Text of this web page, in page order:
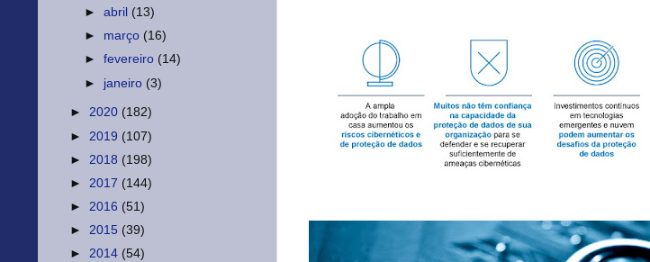
►abril (13)
► março (16)
►fevereiro (14)
► janeiro (3)
► 2020 (182)
► 2019 (107)
► 2018 (198)
► 2017 (144)
► 2016 (51)
► 2015 (39)
► 2014 (54)